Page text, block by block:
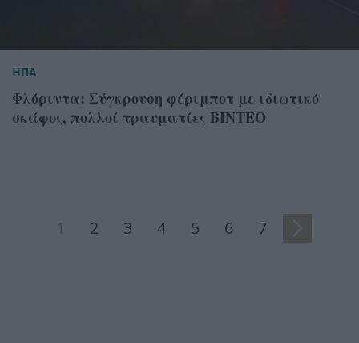
ΗΠΑ
Φλόριντα: Σύγκρουση φέριμποτ με ιδιωτικό
σκάφος, πολλοί τραυματίες ΒΙΝΤΕΟ
1 2 3 4 5 6 7